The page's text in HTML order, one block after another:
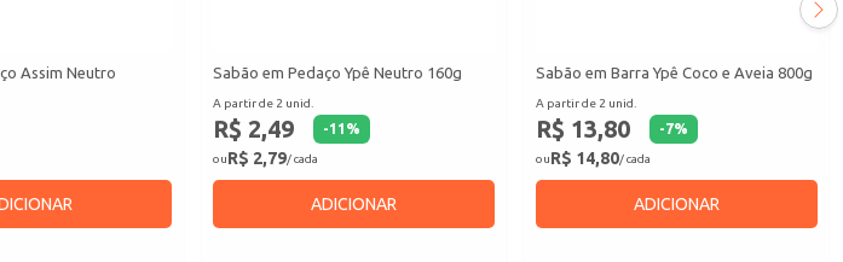
Assim Neutro
Sabão em Pedaço Ypê Neutro 160g
A partir de 2 unid.
R$ 2,49 -11 %
ouR$ 2,79/ cada
ADICIONAR
Sabão em Barra Ypê Coco e Aveia 800g
A partir de 2 unid.
R$ 13,80 -7%
ouR$ 14,80/ cada
ADICIONAR